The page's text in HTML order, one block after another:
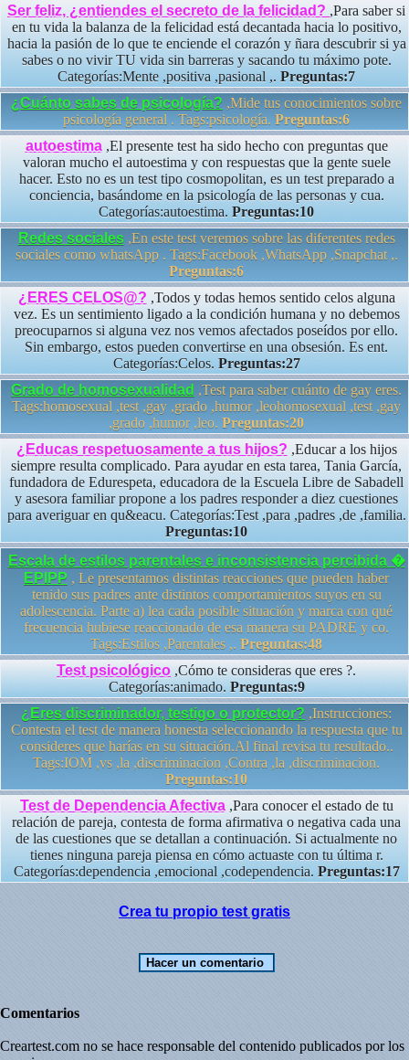
Ser feliz, ¿entiendes el secreto de la felicidad? ,Para saber si
en tu vida la balanza de la felicidad está decantada hacia lo positivo,
hacia la pasión de lo que te enciende el corazón y ñara descubrir si ya
sabes o no vivir TU vida sin barreras y sacando tu máximo pote.
Categorías:Mente ,positiva ,pasional ,. Preguntas:7
¿Cuánto sabes de psicología? ,Mide tus conocimientos sobre
psicología general . Tags:psicología. Preguntas:6
autoestima,El presente test ha sido hecho con preguntas que
valoran mucho el autoestima y con respuestas que la gente suele
hacer. Esto no es un test tipo cosmopolitan, es un test preparado a
conciencia, basándome en la psicología de las personas y cua.
Categorías:autoestima. Preguntas:10
Redes sociales,En este test veremos sobre las diferentes redes
sociales como whatsApp . Tags:Facebook ,WhatsApp ,Snapchat ,.
Preguntas:6
¿ERES CELOS@? ,Todos y todas hemos sentido celos alguna
vez. Es un sentimiento ligado a la condición humana y no debemos
preocuparnos si alguna vez nos vemos afectados poseídos por ello.
Sin embargo, estos pueden convertirse en una obsesión. Es ent.
Categorías:Celos. Preguntas:27
Grado de homosexualidad ,Test para saber cuánto de gay eres.
Tags:homosexual ,test ,gay ,grado ,humor ,leohomosexual ,test ,gay
,grado ,humor ,leo. Preguntas:20
¿Educas respetuosamente a tus hijos? ,Educar a los hijos
siempre resulta complicado. Para ayudar en esta tarea, Tania García,
fundadora de Edurespeta, educadora de la Escuela Libre de Sabadell
y asesora familiar propone a los padres responder a diez cuestiones
para averiguar en qu&eacu. Categorías:Test ,para ,padres ,de ,familia.
Preguntas:10
Escala de estilos parentales e inconsistencia percibida �
EPIPP , Le presentamos distintas reacciones que pueden haber
tenido sus padres ante distintos comportamientos suyos en su
adolescencia. Parte a) lea cada posible situación y marca con qué
frecuencia hubiese reaccionado de esa manera su PADRE y co.
Tags:Estilos ,Parentales ,. Preguntas:48
Test psicológico ,Cómo te consideras que eres ?.
Categorías:animado. Preguntas:9
¿Eres discriminador, testigo o protector? ,Instrucciones:
Contesta el test de manera honesta seleccionando la respuesta que tu
consideres que harías en su situación.Al final revisa tu resultado..
Tags:IOM ,vs ,la ,discriminacion ,Contra ,la ,discriminacion.
Preguntas:10
Test de Dependencia Afectiva,Para conocer el estado de tu
relación de pareja, contesta de forma afirmativa o negativa cada una
de las cuestiones que se detallan a continuación. Si actualmente no
tienes ninguna pareja piensa en cómo actuaste con tu última r.
Categorías:dependencia ,emocional ,codependencia. Preguntas:17
Crea tu propio test gratis
Comentarios
Creartest.com no se hace responsable del contenido publicados por los